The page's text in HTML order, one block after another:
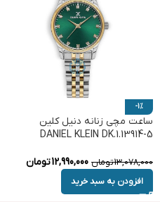
-1%
ساعت مچی زنانه دنیل کلین
DANIEL KLEIN DK.1.13914-5
13,078,000تومان 12,990,000تومان
افزودن به سبد خرید